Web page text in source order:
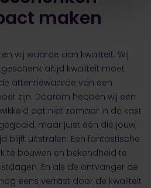
maken
wij waarde aan kwaliteit. Wij
altijd kwaliteit moet
attentiewaarde van een
zijn. Daarom hebben wij een
dat niet zomaar in de kast
maar juist één die jouw
blijft uitstralen. Een fantastische
te bouwen en bekendheid te
En als de ontvanger de
eens verrast door de kwaliteit